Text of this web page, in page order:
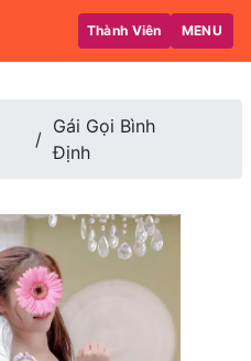
Thành Viên MENU
Gái Gọi Bình
Định